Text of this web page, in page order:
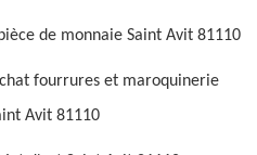
de monnaie Saint Avit 81110
fourrures et maroquinerie
Avit 81110